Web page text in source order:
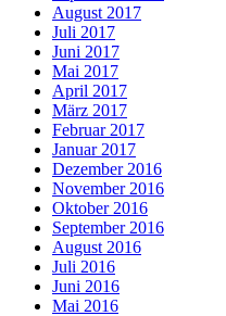
August 2017
Juli 2017
Juni 2017
Mai 2017
April 2017
März 2017
Februar 2017
Januar 2017
Dezember 2016
November 2016
Oktober 2016
September 2016
August 2016
Juli 2016
Juni 2016
Mai 2016